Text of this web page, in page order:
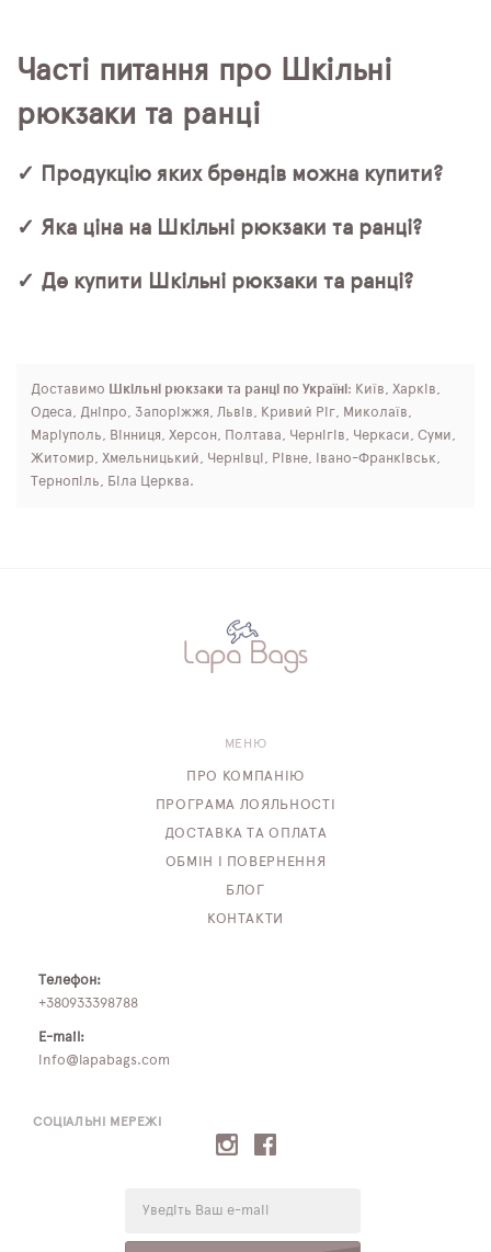
Часті питання про Шкільні
рюкзаки та ранці
✓ Продукцію яких брендів можна купити?
✓ Яка ціна на Шкільні рюкзаки та ранці?
✓ Де купити Шкільні рюкзаки та ранці?
Доставимо Шкільні рюкзаки та ранці по Україні : Київ, Харків,
Одеса, Дніпро, Запоріжжя, Львів, Кривий Ріг, Миколаїв,
Маріуполь, Вінниця, Херсон, Полтава, Чернігів, Черкаси, Суми,
Житомир, Хмельницький, Чернівці, Рівне, Івано-Франківськ,
Тернопіль, Біла Церква.
СОЦІАЛЬНІ МЕРЕЖІ
МЕНЮ
ПРО КОМПАНІЮ
ПРОГРАМА ЛОЯЛЬНОСТІ
ДОСТАВКА ТА ОПЛАТА
ОБМІН І ПОВЕРНЕННЯ
БЛОГ
КОНТАКТИ
Телефон:
+380933398788
E-mail:
info@lapabags.com